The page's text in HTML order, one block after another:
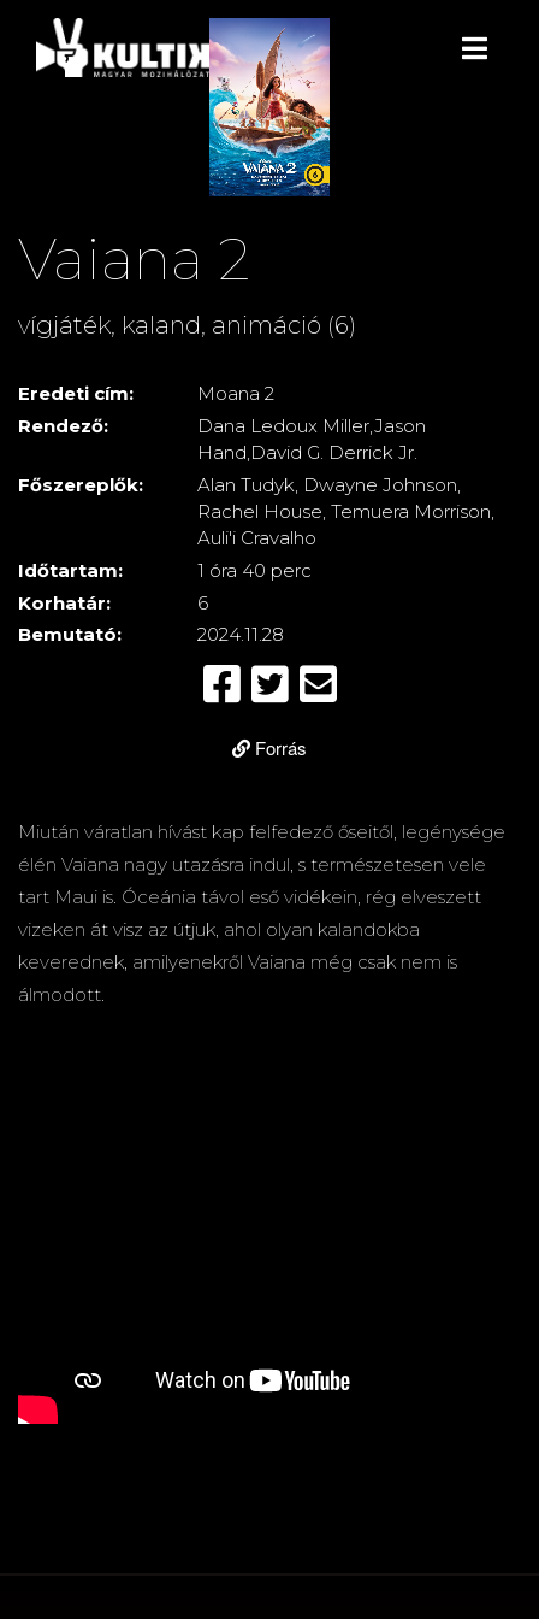
Vaiana 2
vígjáték, kaland, animáció (6)
Eredeti cím:
Moana 2
Rendező:
Dana Ledoux Miller,Jason
Hand,David G. Derrick Jr.
Főszereplők:
Alan Tudyk, Dwayne Johnson,
Rachel House, Temuera Morrison,
Auli'i Cravalho
Időtartam:
1 óra 40 perc
Korhatár:
6
Bemutató:
2024.11.28
Forrás
Miután váratlan hívást kap felfedező őseitől, legénysége
élén Vaiana nagy utazásra indul, s természetesen vele
tart Maui is. Óceánia távol eső vidékein, rég elveszett
vizeken át visz az útjuk, ahol olyan kalandokba
keverednek, amilyenekről Vaiana még csak nem is